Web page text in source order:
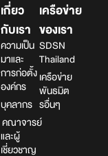
เกี่ยว
กับเรา
ความเป็น
มาและ
การก่อตั้ง
องค์กร
บุคลากร
คณาจารย์
และผู้
เชี่ยวชาญ
เครือข่าย
ของเรา
SDSN
Thailand
เครือข่าย
พันธมิต
รอื่นๆ